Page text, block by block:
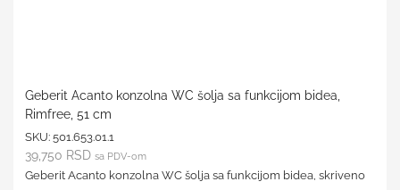
Geberit Acanto konzolna WC šolja sa funkcijom bidea,
Rimfree, 51 cm
SKU: 501.653.01.1
39,750 RSD sa PDV-om
Geberit Acanto konzolna WC šolja sa funkcijom bidea, skriveno